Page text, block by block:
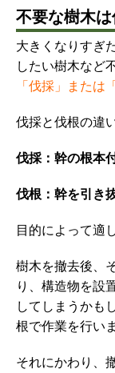
不要な樹木
大きくなりすぎ
したい樹木など
「伐採」または
伐採と伐根の違
伐採：幹の根本
伐根：幹を引き
目的によって適
樹木を撤去後、
り、構造物を設
してしまうかも
根で作業を行いま
それにかわり、